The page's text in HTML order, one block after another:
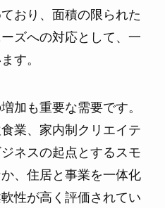
おり、面積の限られた
ズへの対応として、一
す。
加も重要な需要です。
業、家内制クリエイテ
ネスの起点とするスモ
、住居と事業を一体化
性が高く評価されてい